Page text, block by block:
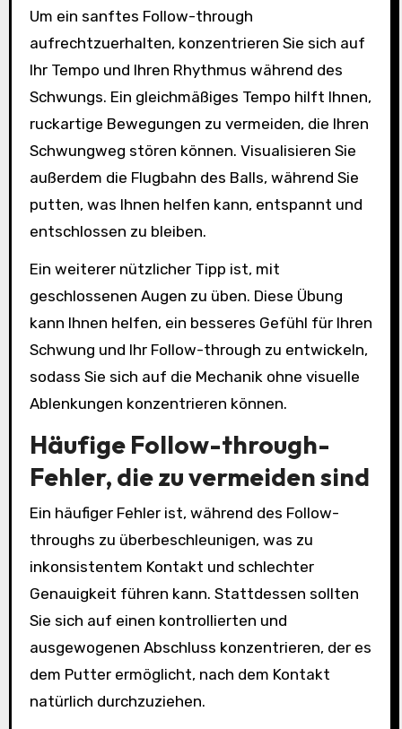
Um ein sanftes Follow-through
aufrechtzuerhalten, konzentrieren Sie sich auf
Ihr Tempo und Ihren Rhythmus während des
Schwungs. Ein gleichmäßiges Tempo hilft Ihnen,
ruckartige Bewegungen zu vermeiden, die Ihren
Schwungweg stören können. Visualisieren Sie
außerdem die Flugbahn des Balls, während Sie
putten, was Ihnen helfen kann, entspannt und
entschlossen zu bleiben.
Ein weiterer nützlicher Tipp ist, mit
geschlossenen Augen zu üben. Diese Übung
kann Ihnen helfen, ein besseres Gefühl für Ihren
Schwung und Ihr Follow-through zu entwickeln,
sodass Sie sich auf die Mechanik ohne visuelle
Ablenkungen konzentrieren können.
Häufige Follow-through-
Fehler, die zu vermeiden sind
Ein häufiger Fehler ist, während des Follow-
throughs zu überbeschleunigen, was zu
inkonsistentem Kontakt und schlechter
Genauigkeit führen kann. Stattdessen sollten
Sie sich auf einen kontrollierten und
ausgewogenen Abschluss konzentrieren, der es
dem Putter ermöglicht, nach dem Kontakt
natürlich durchzuziehen.